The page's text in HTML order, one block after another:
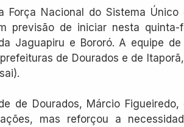
Força Nacional do Sistema Único
previsão de iniciar nesta
Jaguapiru e Bororó. A equipe
de Dourados e de
de Dourados, Márcio
mas reforçou a